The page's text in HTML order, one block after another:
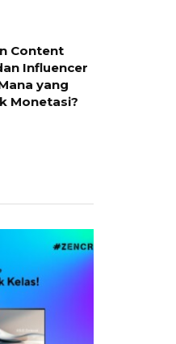
Content
Influencer
yang
Monetasi?